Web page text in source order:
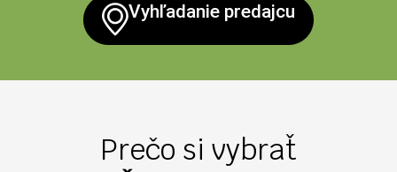
Vyhľadanie predajcu
Prečo si vybrať